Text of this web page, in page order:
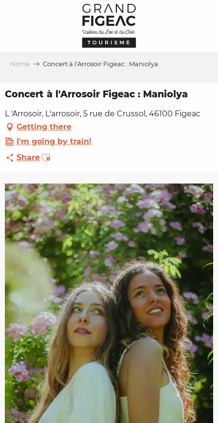
Home Concert à l'Arrosoir Figeac : Maniolya
Concert à l'Arrosoir Figeac : Maniolya
L 'Arrosoir, L'arrosoir, 5 rue de Crussol, 46100 Figeac
Getting there
I'm going by train!
ShareAjouter aux favoris